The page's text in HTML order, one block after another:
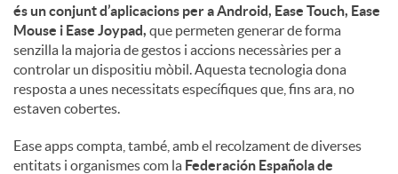
és un conjunt d’aplicacions per a Android, Ease Touch, Ease
Mouse i Ease Joypad, que permeten generar de forma
senzilla la majoria de gestos i accions necessàries per a
controlar un dispositiu mòbil. Aquesta tecnologia dona
resposta a unes necessitats específiques que, fins ara, no
estaven cobertes.
Ease apps compta, també, amb el recolzament de diverses
entitats i organismes com la Federación Española de